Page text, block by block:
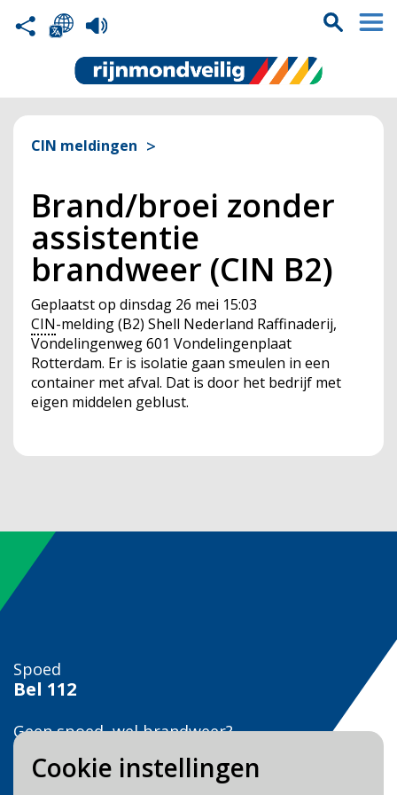
Cookie instellingen
CIN meldingen
Brand/broei zonder
assistentie
brandweer (CIN B2)
Geplaatst op dinsdag 26 mei 15:03
CIN-melding (B2) Shell Nederland Raffinaderij,
Vondelingenweg 601 Vondelingenplaat
Rotterdam. Er is isolatie gaan smeulen in een
container met afval. Dat is door het bedrijf met
eigen middelen geblust.
Spoed
Bel 112
Geen spoed, wel brandweer?
Bel